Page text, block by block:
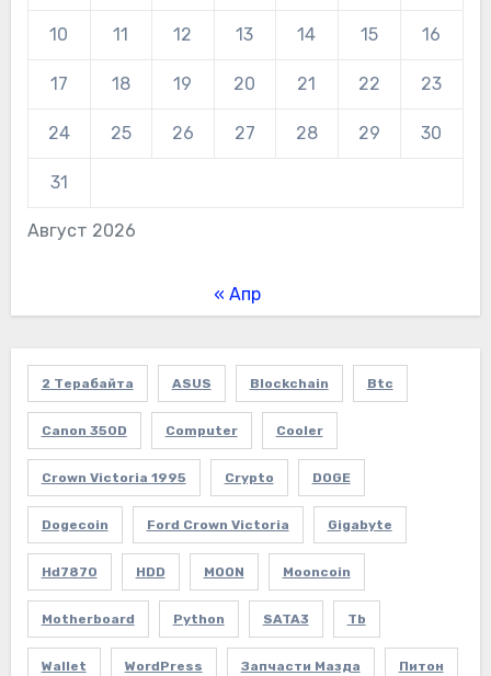
Август 2026
10 11 12 13 14 15 16
17 18 19 20 21 22 23
24 25 26 27 28 29 30
31
« Апр
2 Терабайта ASUS Blockchain Btc
Canon 350D Computer Cooler
Crown Victoria 1995 Crypto DOGE
Dogecoin Ford Crown Victoria Gigabyte
Hd7870 HDD MOON Mooncoin
Motherboard Python SATA3 Tb
Wallet WordPress Запчасти Мазда Питон